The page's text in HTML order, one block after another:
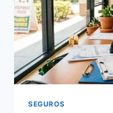
SEGUROS